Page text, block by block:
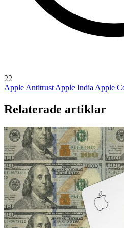
22
Apple Antitrust Apple India Apple
Relaterade artiklar